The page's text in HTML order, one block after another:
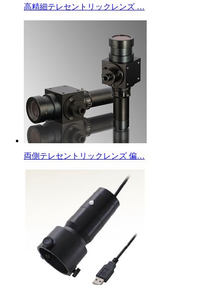
高精細テレセントリックレンズ …
両側テレセントリックレンズ 偏…